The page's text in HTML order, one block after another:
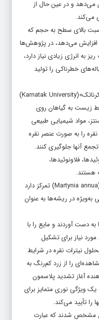
می‌دهد و در عین حال از
می‌کند.
نسبت بالای سطح به حجم که
افزایش می‌دهد، در پژوهش‌ها
به انرژی‌ زیادی نیاز دارد،
خطرناکی را تولید
به نقل از آزو نانو، پژوهشگران «دانشگاه کرناتک»(Karnatak University)
زیست به گیاهان روی
مواد شیمیایی طبیعی
را به صورت عنصر نقره
آنها جلوگیری کنند.
فلاونوئیدها،
هستند.
این پژوهش جدید بر گیاه «مارتینیا آنوآ»(Martynia annua) تمرکز دارد
در ریشه‌ها به عنوان
دست آوردند و مایع را با
نیاز برای تشکیل
نیترات نقره در شرایط
را از زرد کم‌رنگ به
آغاز تشدید پلاسمون
نوری متمایز برای
را تأیید می‌کند.
مشخص شدند که عبارت